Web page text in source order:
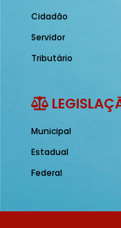
Cidadão
Servidor
Tributário
Municipal
Estadual
Federal